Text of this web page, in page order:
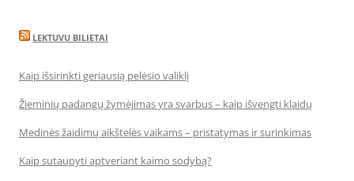
LEKTUVU BILIETAI
Kaip išsirinkti geriausią pelėsio valiklį
Žieminių padangų žymėjimas yra svarbus – kaip išvengti klaidų
Medinės žaidimų aikštelės vaikams – pristatymas ir surinkimas
Kaip sutaupyti aptveriant kaimo sodybą?